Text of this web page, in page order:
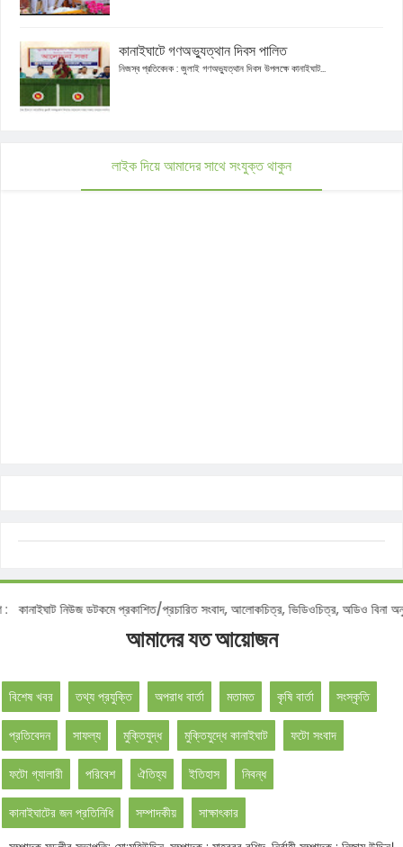
কানাইঘাটে গণঅভ্যুত্থান দিবস পালিত
নিজস্ব প্রতিবেদক : জুলাই গণঅভ্যুত্থান দিবস উপলক্ষে কানাইঘাট...
লাইক দিয়ে আমাদের সাথে সংযুক্ত থাকুন
নোটিশ :কানাইঘাট নিউজ ডটকমে প্রকাশিত/প্রচারিত সংবাদ, আলোকচিত্র, ভিডিওচিত্র, অডিও
আমাদের যত আয়োজন
বিশেষ খবর তথ্য প্রযুক্তি অপরাধ বার্তা মতামত কৃষি বার্তা সংস্কৃতি
প্রতিবেদন সাফল্য মুক্তিযুদ্ধ মুক্তিযুদ্ধে কানাইঘাট ফটো সংবাদ
ফটো গ্যালারী পরিবেশ ঐতিহ্য ইতিহাস নিবন্ধ
কানাইঘাটের জন প্রতিনিধি সম্পাদকীয়
সাক্ষাৎকার